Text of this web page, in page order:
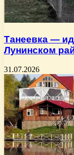
Танеевка —
Лунинском
31.07.2026